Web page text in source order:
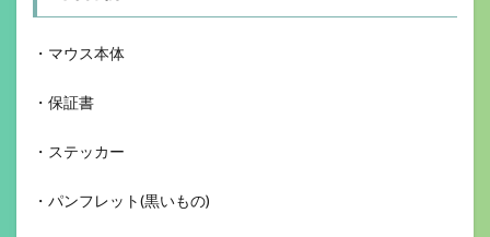
・マウス本体
・保証書
・ステッカー
・パンフレット(黒いもの)